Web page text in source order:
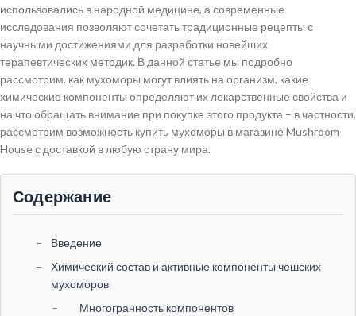
использовались в народной медицине, а современные
исследования позволяют сочетать традиционные рецепты с
научными достижениями для разработки новейших
терапевтических методик. В данной статье мы подробно
рассмотрим, как мухоморы могут влиять на организм, какие
химические компоненты определяют их лекарственные свойства и
на что обращать внимание при покупке этого продукта – в частности,
рассмотрим возможность купить мухоморы в магазине Mushroom
House с доставкой в любую страну мира.
Содержание
Введение
Химический состав и активные компоненты чешских
мухоморов
Многогранность компонентов